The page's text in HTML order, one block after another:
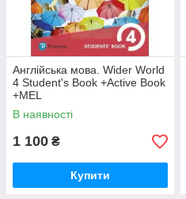
Англійська мова. Wider World
4 Student's Book +Active Book
+MEL
В наявності
1 100 ₴
Купити